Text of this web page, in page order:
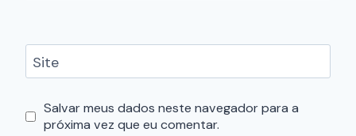
Site
Salvar meus dados neste navegador para a
próxima vez que eu comentar.